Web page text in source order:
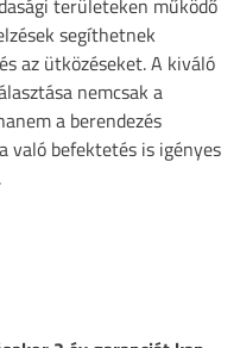
területeken működő
segíthetnek
az ütközéseket. A kiváló
nemcsak a
a berendezés
való befektetés is igényes